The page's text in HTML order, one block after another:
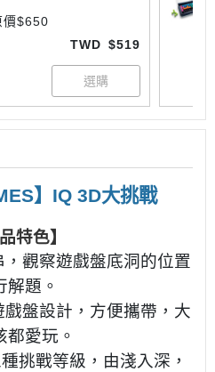
價$650
TWD $519
】IQ 3D大挑戰
特色】
觀察遊戲盤底洞的位置
解題。
盤設計，方便攜帶，大
都愛玩。
挑戰等級，由淺入深，